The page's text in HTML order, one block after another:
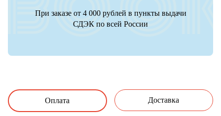
При заказе от 4 000 рублей в пункты выдачи
СДЭК по всей России
Оплата Доставка